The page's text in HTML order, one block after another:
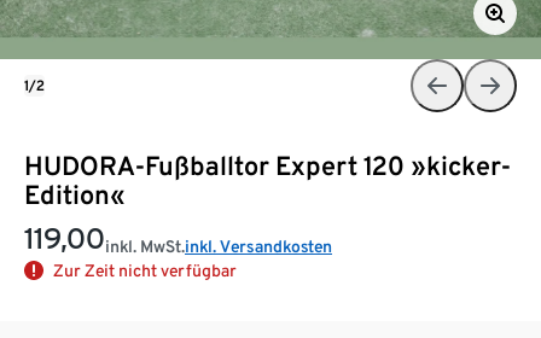
HUDORA-Fußballtor Expert 120 »kicker-
Edition«
119,00inkl. MwSt.inkl. Versandkosten
Zur Zeit nicht verfügbar
1/2